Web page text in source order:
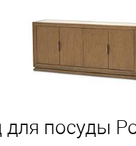
посуды